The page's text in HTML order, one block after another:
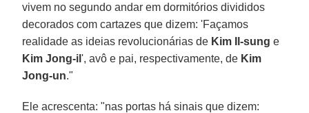
vivem no segundo andar em dormitórios divididos
decorados com cartazes que dizem: 'Façamos
realidade as ideias revolucionárias de Kim Il-sung e
Kim Jong-il', avô e pai, respectivamente, de Kim
Jong-un."
Ele acrescenta: "nas portas há sinais que dizem: